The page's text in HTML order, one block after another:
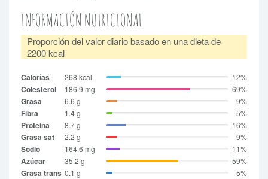
INFORMACIÓN NUTRICIONAL
Proporción del valor diario basado en una dieta de
2200 kcal
Calorías 268 kcal 12%
Colesterol 186.9 mg 69%
Grasa 6.6 g 9%
Fibra 1.4 g 5%
Proteina 8.7 g 16%
Grasa sat 2.2 g 9%
Sodio 164.6 mg 11%
Azúcar 35.2 g 59%
Grasa trans 0.1 g 5%